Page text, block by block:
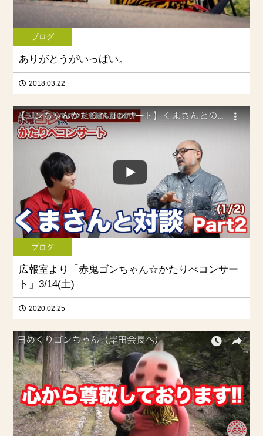
ブログ
ありがとうがいっぱい。
2018.03.22
ブログ
広報室より「赤鬼ゴンちゃん☆かたりべコンサー
ト」3/14(土)
2020.02.25